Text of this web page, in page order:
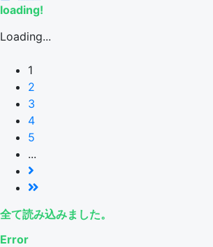
loading!
Loading...
1
2
3
4
5
...
全て読み込みました。
Error